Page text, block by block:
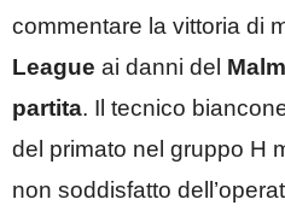
commentare la vittoria di
League ai danni del
partita. Il tecnico
del primato nel gruppo H
non soddisfatto